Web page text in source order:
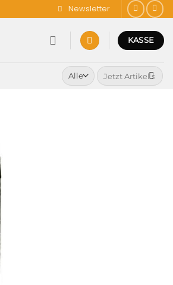
Newsletter
KASSE
Suchen
nach: